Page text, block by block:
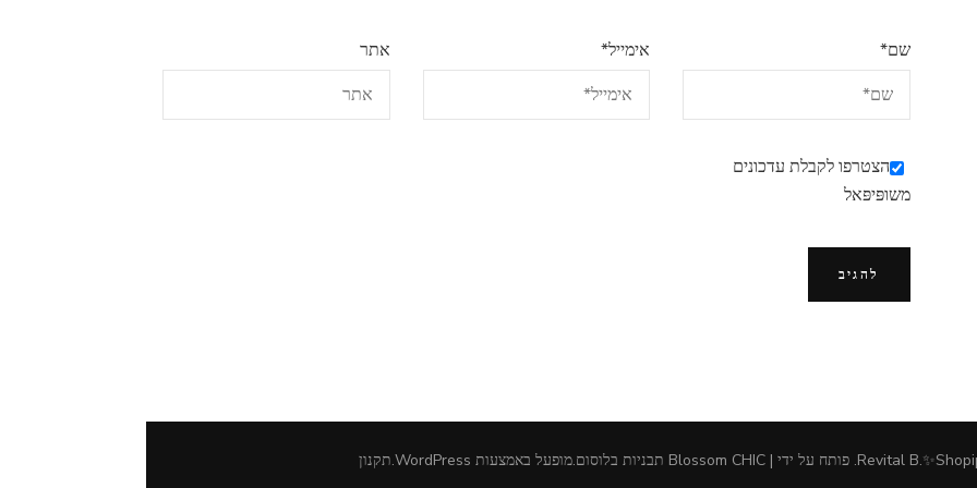
שם* אימייל* אתר
הצטרפו לקבלת עדכונים
משופּיפּאל
Revital
.פותח על ידי | Blossom CHIC תבניות בלוסום.מופעל באמצעות WordPress
.תקנון